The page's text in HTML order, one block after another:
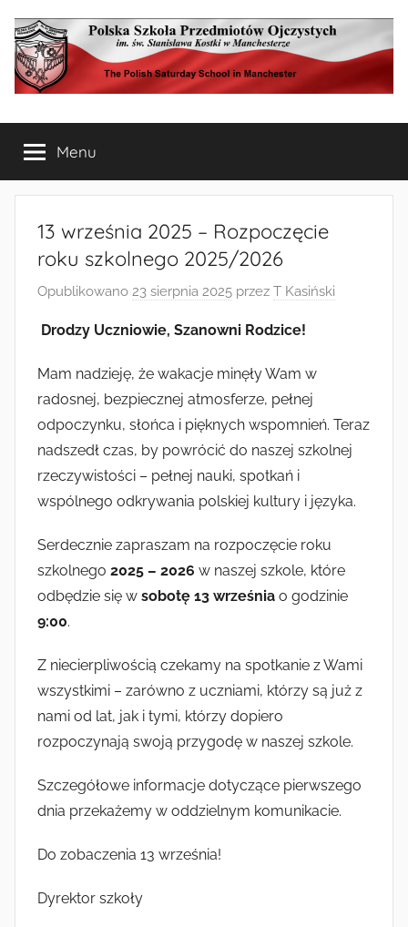
do
treści
Polska
Szkoła
Przedmiotów
Ojczystych
w
Manchesterze
Saturday
School
in
Manchester
Menu
13 września 2025 – Rozpoczęcie
roku szkolnego 2025/2026
Opublikowano 23 sierpnia 2025 przez T Kasiński
Drodzy Uczniowie, Szanowni Rodzice!
Mam nadzieję, że wakacje minęły Wam w
radosnej, bezpiecznej atmosferze, pełnej
odpoczynku, słońca i pięknych wspomnień. Teraz
nadszedł czas, by powrócić do naszej szkolnej
rzeczywistości – pełnej nauki, spotkań i
wspólnego odkrywania polskiej kultury i języka.
Serdecznie zapraszam na rozpoczęcie roku
szkolnego 2025 – 2026 w naszej szkole, które
odbędzie się w sobotę 13 września o godzinie
9:00.
Z niecierpliwością czekamy na spotkanie z Wami
wszystkimi – zarówno z uczniami, którzy są już z
nami od lat, jak i tymi, którzy dopiero
rozpoczynają swoją przygodę w naszej szkole.
Szczegółowe informacje dotyczące pierwszego
dnia przekażemy w oddzielnym komunikacie.
Do zobaczenia 13 września!
Dyrektor szkoły